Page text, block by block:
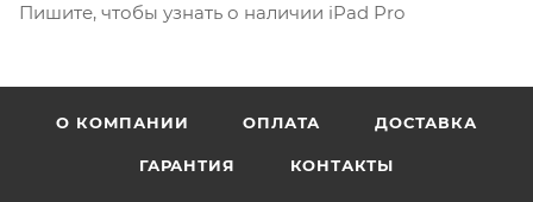
Пишите, чтобы узнать о наличии iPad Pro
О КОМПАНИИ ОПЛАТА ДОСТАВКА
ГАРАНТИЯ КОНТАКТЫ